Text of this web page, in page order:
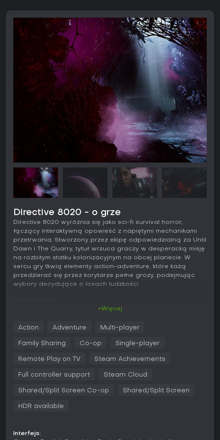
Directive 8020 - o grze
Directive 8020 wyróżnia się jako sci-fi survival horror,
łączący interaktywną opowieść z napiętymi mechanikami
przetrwania. Stworzony przez ekipę odpowiedzialną za Until
Dawn i The Quarry, tytuł wrzuca graczy w desperacką misję
na rozbitym statku kolonizacyjnym na obcej planecie. W
sercu gry tkwią elementy action-adventure, które każą
przedzierać się przez korytarze pełne grozy, podejmując
wybory decydujące o losach ludzkości.
postaciami, które uciekają przed śmiertelnym organizmem
obcym naśladującym ofiary, co wymaga nieustannej
prowizorycznej broni, taktyce skradania i refleksie, by stawić
statku.
Zaufanie odgrywa kluczową rolę - zdolność obcego do
nowe ścieżki fabularne i liczne zakończenia.
+Więcej
Action Adventure Multi-player
Family Sharing Co-op Single-player
Remote Play on TV Steam Achievements
Full controller support Steam Cloud
Shared/Split Screen Co-op Shared/Split Screen
HDR available
Interfejs: